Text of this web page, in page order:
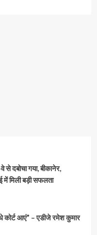
दबोचा गया, बीकानेर,
में मिली बड़ी सफलता
कोर्ट आएं” – एडीजे रमेश कुमार